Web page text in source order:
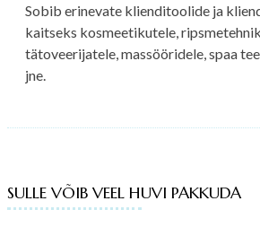
Sobib erinevate klienditoolide ja
kaitseks kosmeetikutele,
tätoveerijatele, massööridele, spaa
jne.
SULLE VÕIB VEEL HUVI PAKKUDA